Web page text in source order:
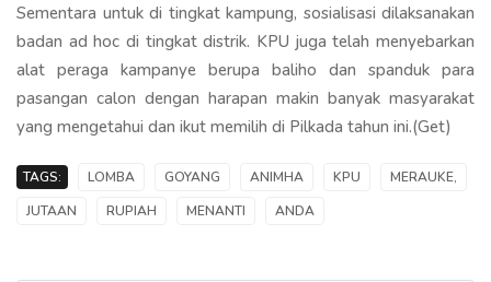
Sementara untuk di tingkat kampung, sosialisasi dilaksanakan
badan ad hoc di tingkat distrik. KPU juga telah menyebarkan
alat peraga kampanye berupa baliho dan spanduk para
pasangan calon dengan harapan makin banyak masyarakat
yang mengetahui dan ikut memilih di Pilkada tahun ini.(Get)
TAGS: LOMBA GOYANG ANIMHA KPU
MERAUKE,
JUTAAN
RUPIAH MENANTI ANDA